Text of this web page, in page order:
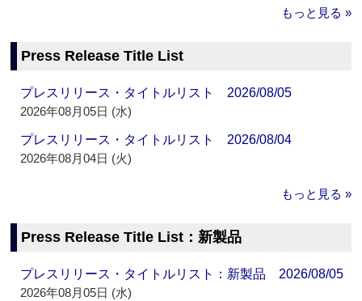
もっと見る »
Press Release Title List
プレスリリース・タイトルリスト 2026/08/05
2026年08月05日 (水)
プレスリリース・タイトルリスト 2026/08/04
2026年08月04日 (火)
もっと見る »
Press Release Title List：新製品
プレスリリース・タイトルリスト：新製品 2026/08/05
2026年08月05日 (水)